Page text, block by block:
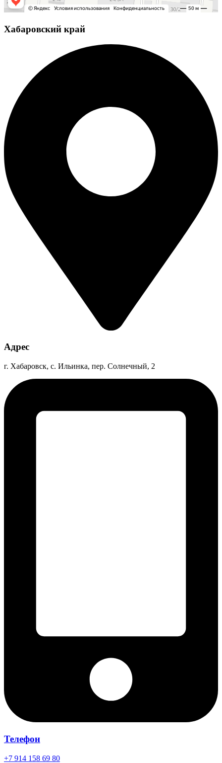
Хабаровский край
Адрес
г. Хабаровск, с. Ильинка, пер. Солнечный, 2
Телефон
+7 914 158 69 80